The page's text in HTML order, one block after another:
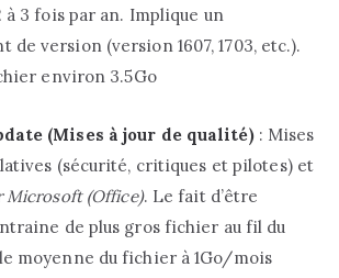
à 3 fois par an. Implique un
de version (version 1607, 1703, etc.).
environ 3.5Go
(Mises à jour de qualité): Mises
(sécurité, critiques et pilotes) et
Microsoft (Office). Le fait d’être
de plus gros fichier au fil du
moyenne du fichier à 1Go/mois